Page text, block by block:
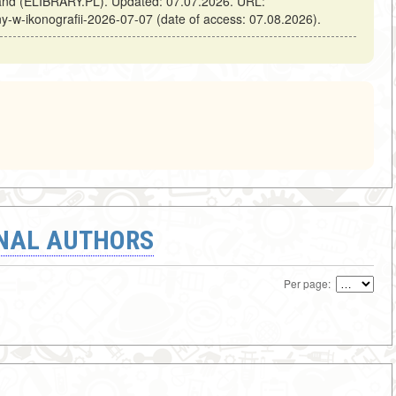
w-ikonografii-2026-07-07 (date of access: 07.08.2026).
AUTHORS
Per page: